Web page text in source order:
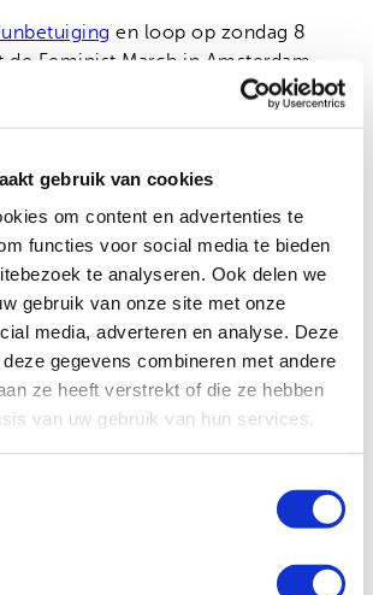
gebruik van cookies
om content en advertenties te
functies voor social media te bieden
te analyseren. Ook delen we
gebruik van onze site met onze
media, adverteren en analyse. Deze
gegevens combineren met andere
ze heeft verstrekt of die ze hebben
van uw gebruik van hun services.
en loop op zondag 8
Feminist March in Amsterdam.
we het kabinet op om zijn belofte na
Teken nu
aan gelijkheid.
in vrouwenrechten